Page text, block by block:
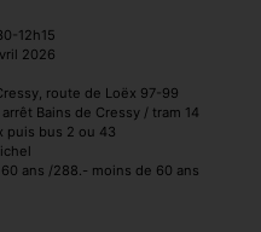
12h15
2026
route de Loëx 97-99
Bains de Cressy / tram 14
puis bus 2 ou 43
ans /288.- moins de 60 ans